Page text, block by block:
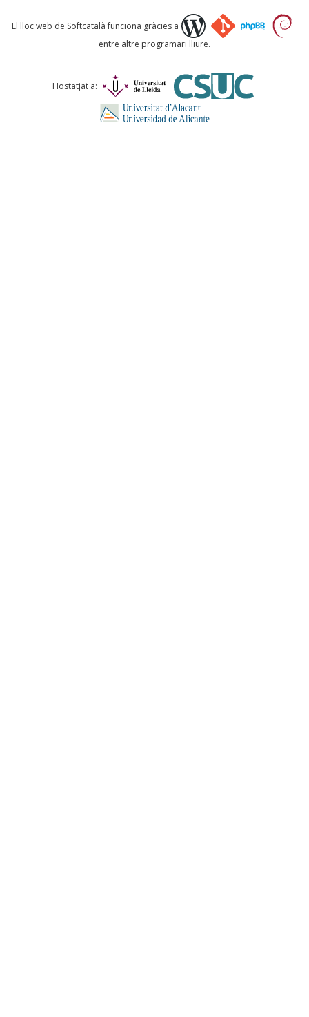
Què proposeu?
Comentari *
El lloc web de Softcatalà funciona gràcies a
entre altre programari lliure.
Hostatjat a: